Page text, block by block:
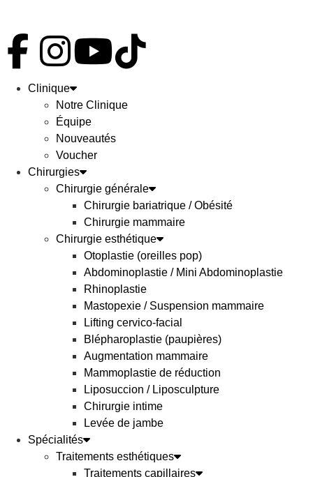
Clinique
Notre Clinique
Équipe
Nouveautés
Voucher
Chirurgies
Chirurgie générale
Chirurgie bariatrique / Obésité
Chirurgie mammaire
Chirurgie esthétique
Otoplastie (oreilles pop)
Abdominoplastie / Mini Abdominoplastie
Rhinoplastie
Mastopexie / Suspension mammaire
Lifting cervico-facial
Blépharoplastie (paupières)
Augmentation mammaire
Mammoplastie de réduction
Liposuccion / Liposculpture
Chirurgie intime
Levée de jambe
Spécialités
Traitements esthétiques
Traitements capillaires